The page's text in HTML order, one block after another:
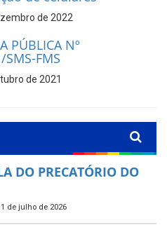
de 2022
PÚBLICA Nº
FMS
de 2021
DO PRECATÓRIO DO
de julho de 2026